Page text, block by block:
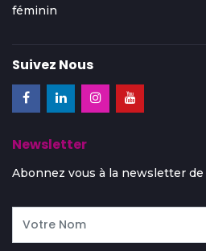
féminin
Suivez Nous
Newsletter
Abonnez vous à la newsletter